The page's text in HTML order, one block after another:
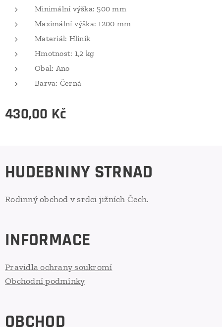
Minimální výška: 500 mm
Maximální výška: 1200 mm
Materiál: Hliník
Hmotnost: 1,2 kg
Obal: Ano
Barva: Černá
430,00 Kč
HUDEBNINY STRNAD
Rodinný obchod v srdci jižních Čech.
INFORMACE
Pravidla ochrany soukromí
Obchodní podmínky
OBCHOD